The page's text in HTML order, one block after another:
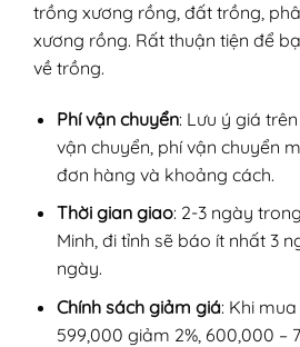
trồng xương rồng, đất trồng,
xương rồng. Rất thuận tiện để
về trồng.
Phí vận chuyển: Lưu ý giá
vận chuyển, phí vận chuyển
đơn hàng và khoảng cách.
Thời gian giao: 2-3 ngày
Minh, đi tỉnh sẽ báo ít nhất 3
ngày.
Chính sách giảm giá: Khi
599,000 giảm 2%, 600,000 –